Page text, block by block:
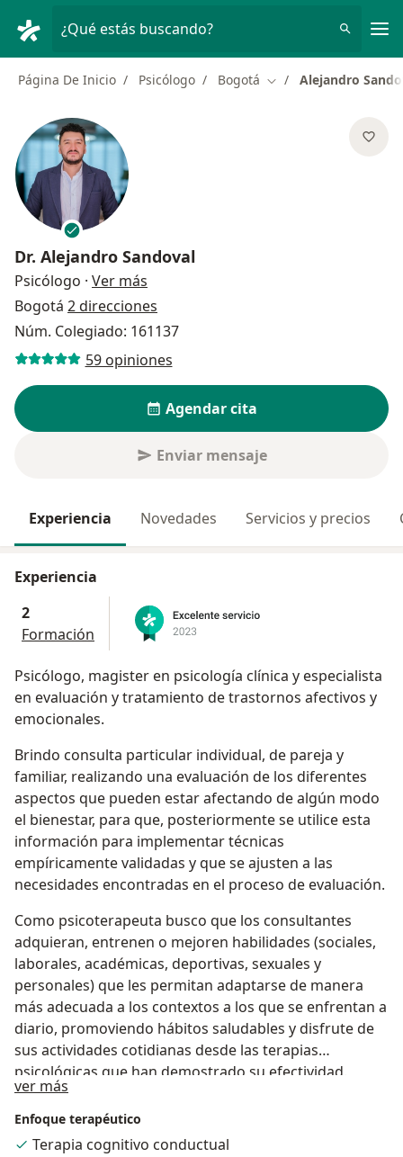
¿Qué estás buscando?
Página De Inicio Psicólogo Bogotá Cambiar de ciudad
Alejandro
Dr. Alejandro Sandoval
Psicólogo · Ver más
Bogotá 2 direcciones
Núm. Colegiado: 161137
59 opiniones
Agendar cita
Enviar mensaje
Experiencia Novedades Servicios y precios
Experiencia
2
Formación
Psicólogo, magister en psicología clínica y especialista
en evaluación y tratamiento de trastornos afectivos y
emocionales.
Brindo consulta particular individual, de pareja y
familiar, realizando una evaluación de los diferentes
aspectos que pueden estar afectando de algún modo
el bienestar, para que, posteriormente se utilice esta
información para implementar técnicas
empíricamente validadas y que se ajusten a las
necesidades encontradas en el proceso de evaluación.
Como psicoterapeuta busco que los consultantes
adquieran, entrenen o mejoren habilidades (sociales,
laborales, académicas, deportivas, sexuales y
personales) que les permitan adaptarse de manera
más adecuada a los contextos a los que se enfrentan a
diario, promoviendo hábitos saludables y disfrute de
sus actividades cotidianas desde las terapias
psicológicas que han demostrado su efectividad.
ver más
Enfoque terapéutico
Terapia cognitivo conductual